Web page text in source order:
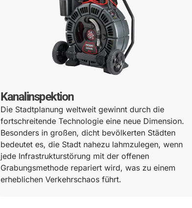
Kanalinspektion
Die Stadtplanung weltweit gewinnt durch die
fortschreitende Technologie eine neue Dimension.
Besonders in großen, dicht bevölkerten Städten
bedeutet es, die Stadt nahezu lahmzulegen, wenn
jede Infrastrukturstörung mit der offenen
Grabungsmethode repariert wird, was zu einem
erheblichen Verkehrschaos führt.